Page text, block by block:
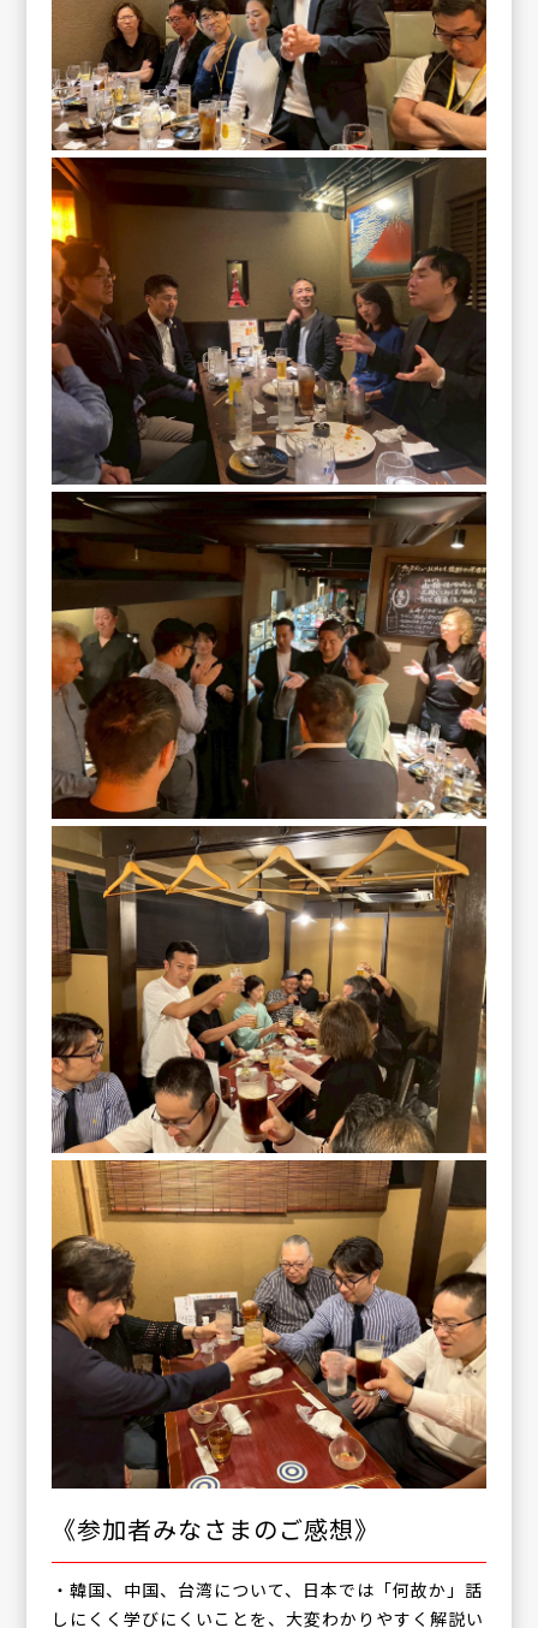
《参加者みなさまのご感想》
・韓国、中国、台湾について、日本では「何故か」話
しにくく学びにくいことを、大変わかりやすく解説い